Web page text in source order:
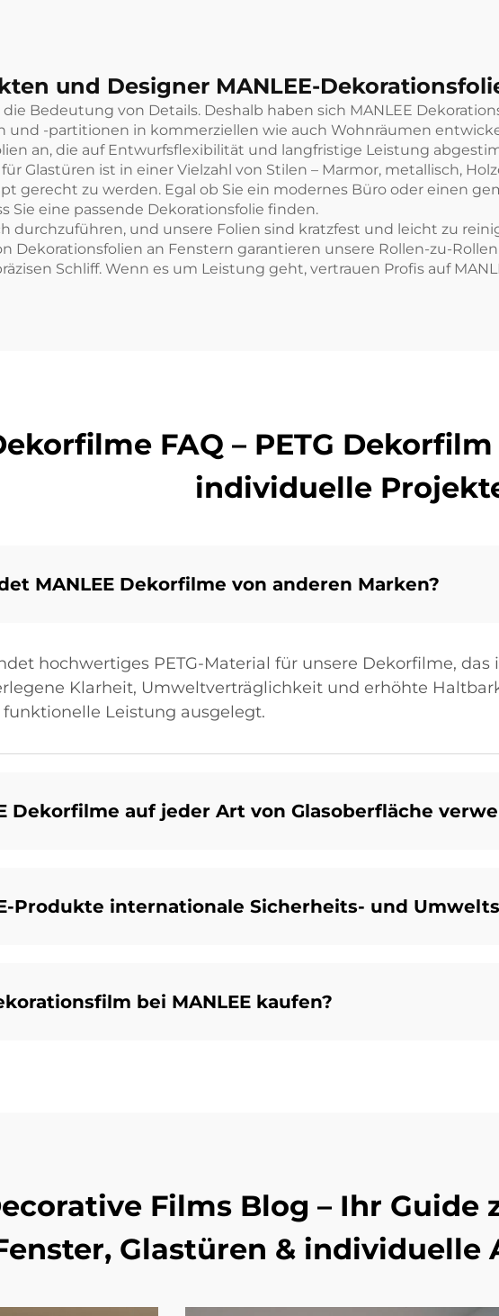
und Designer MANLEE-
Bedeutung von Details. Deshalb haben sich MANLEE
und -partitionen in kommerziellen wie auch Wohnräumen
an, die auf Entwurfsflexibilität und langfristige Leistung
Glastüren ist in einer Vielzahl von Stilen – Marmor, metallisch,
gerecht zu werden. Egal ob Sie ein modernes Büro oder einen
Sie eine passende Dekorationsfolie finden.
durchzuführen, und unsere Folien sind kratzfest und leicht zu
Dekorationsfolien an Fenstern garantieren unsere Rollen-zu-
Schliff. Wenn es um Leistung geht, vertrauen Profis auf
FAQ – PETG
individuelle
MANLEE Dekorfilme von anderen Marken?
hochwertiges PETG-Material für unsere Dekorfilme,
Klarheit, Umweltverträglichkeit und erhöhte
Leistung ausgelegt.
Dekorfilme auf jeder Art von Glasoberfläche
Produkte internationale Sicherheits- und
bei MANLEE kaufen?
Films Blog – Ihr
Glastüren & individuelle